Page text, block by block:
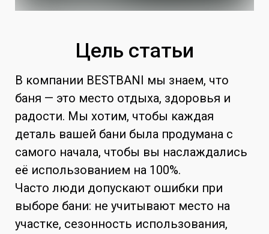
Цель статьи
В компании BESTBANI мы знаем, что
баня — это место отдыха, здоровья и
радости. Мы хотим, чтобы каждая
деталь вашей бани была продумана с
самого начала, чтобы вы наслаждались
её использованием на 100%.
Часто люди допускают ошибки при
выборе бани: не учитывают место на
участке, сезонность использования,